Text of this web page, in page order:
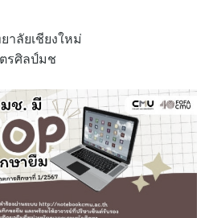
าลัยเชียงใหม่
รศิลป์มช